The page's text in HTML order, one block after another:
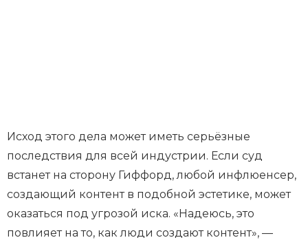
Исход этого дела может иметь серьёзные
последствия для всей индустрии. Если суд
встанет на сторону Гиффорд, любой инфлюенсер,
создающий контент в подобной эстетике, может
оказаться под угрозой иска. «Надеюсь, это
повлияет на то, как люди создают контент», —